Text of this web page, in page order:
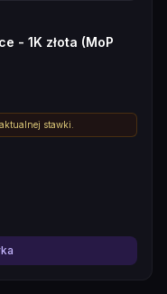
- 1K złota (MoP
stawki.